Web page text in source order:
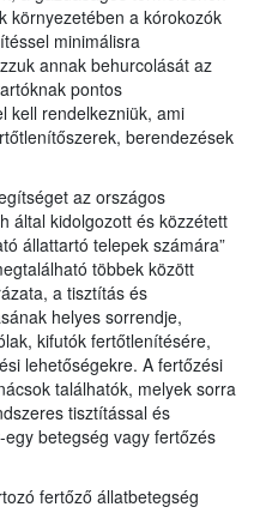
környezetében a kórokozók
minimálisra
annak behurcolását az
pontos
kell rendelkezniük, ami
berendezések
az országos
által kidolgozott és közzétett
állattartó telepek számára”
többek között
a tisztítás és
helyes sorrendje,
kifutók fertőtlenítésére,
lehetőségekre. A fertőzési
találhatók, melyek sorra
tisztítással és
betegség vagy fertőzés
fertőző állatbetegség